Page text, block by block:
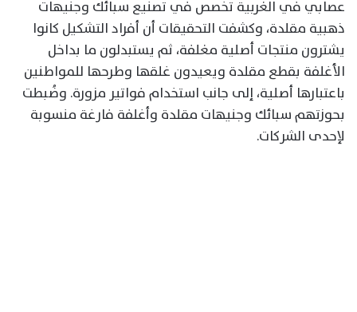
عصابي في الغربية تخصص في تصنيع سبائك وجنيهات
ذهبية مقلدة، وكشفت التحقيقات أن أفراد التشكيل كانوا
يشترون منتجات أصلية مغلفة، ثم يستبدلون ما بداخل
الأغلفة بقطع مقلدة ويعيدون غلقها وطرحها للمواطنين
باعتبارها أصلية، إلى جانب استخدام فواتير مزورة. وضُبطت
بحوزتهم سبائك وجنيهات مقلدة وأغلفة فارغة منسوبة
لإحدى الشركات.